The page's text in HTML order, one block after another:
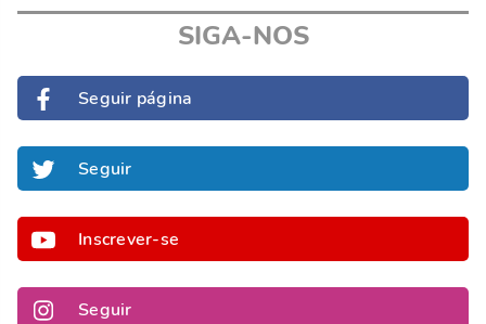
SIGA-NOS
Seguir página
Seguir
Inscrever-se
Seguir